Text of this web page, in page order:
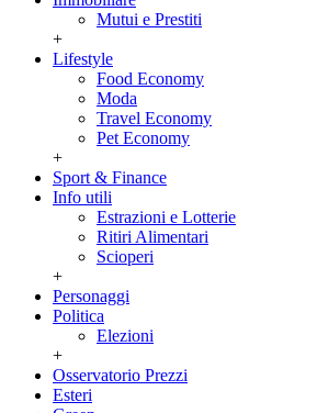
Mutui e Prestiti
+
Lifestyle
Food Economy
Moda
Travel Economy
Pet Economy
+
Sport & Finance
Info utili
Estrazioni e Lotterie
Ritiri Alimentari
Scioperi
+
Personaggi
Politica
Elezioni
+
Osservatorio Prezzi
Esteri